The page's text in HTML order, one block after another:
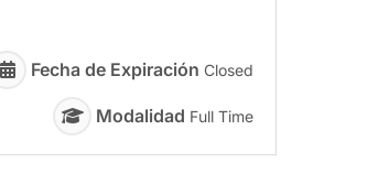
Fecha de Expiración Closed
Modalidad Full Time